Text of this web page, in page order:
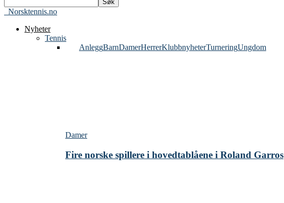
Norsktennis.no
Nyheter
Tennis
AnleggBarnDamerHerrerKlubbnyheterTurneringUngdom
Damer
Fire norske spillere i hovedtablåene i Roland Garros